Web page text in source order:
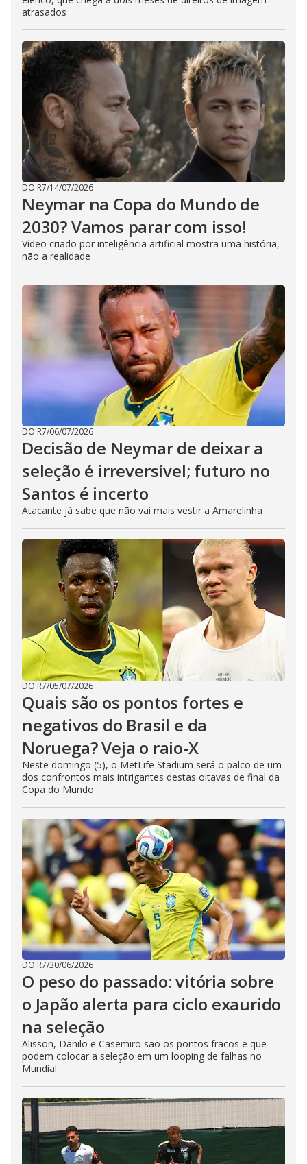
atrasados
DO R7/14/07/2026
Neymar na Copa do Mundo de
2030? Vamos parar com isso!
Vídeo criado por inteligência artificial mostra uma história,
não a realidade
DO R7/06/07/2026
Decisão de Neymar de deixar a
seleção é irreversível; futuro no
Santos é incerto
Atacante já sabe que não vai mais vestir a Amarelinha
DO R7/05/07/2026
Quais são os pontos fortes e
negativos do Brasil e da
Noruega? Veja o raio-X
Neste domingo (5), o MetLife Stadium será o palco de um
dos confrontos mais intrigantes destas oitavas de final da
Copa do Mundo
DO R7/30/06/2026
O peso do passado: vitória sobre
o Japão alerta para ciclo exaurido
na seleção
Alisson, Danilo e Casemiro são os pontos fracos e que
podem colocar a seleção em um looping de falhas no
Mundial